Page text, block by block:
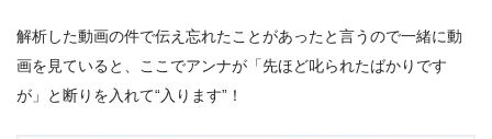
解析した動画の件で伝え忘れたことがあったと言うので一緒に動
画を見ていると、ここでアンナが「先ほど叱られたばかりです
が」と断りを入れて“入ります”！